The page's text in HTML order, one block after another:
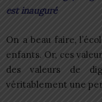
est inauguré
On a beau faire,
enfants. Or, ces
des valeurs de
véritablement une